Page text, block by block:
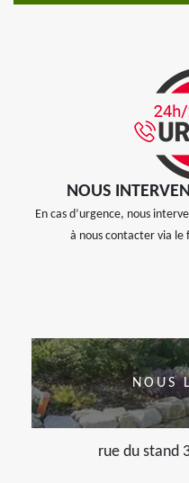
NOUS
En cas d’urgence, nous
à nous contacter via le
NOUS
rue du stand